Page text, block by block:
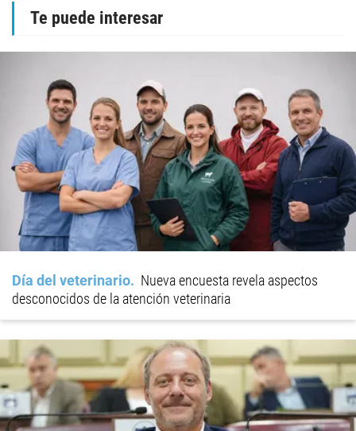
Te puede interesar
Día del veterinario
Nueva encuesta revela aspectos
desconocidos de la atención veterinaria